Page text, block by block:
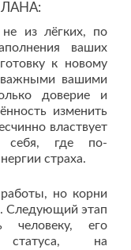
из лёгких, по
ваших
к новому
вашими
доверие и
изменить
властвует
себя, где по-
страха.
но корни
Следующий этап
человеку, его
статуса, на